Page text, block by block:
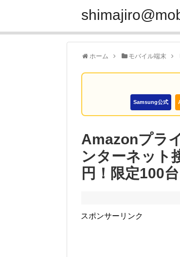
ホーム モバイル端末
Samsung公式
Amazonプラ
ンターネット
円！限定100台
スポンサーリンク